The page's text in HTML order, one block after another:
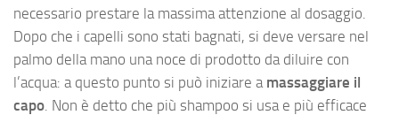
necessario prestare la massima attenzione al dosaggio.
Dopo che i capelli sono stati bagnati, si deve versare nel
palmo della mano una noce di prodotto da diluire con
l’acqua: a questo punto si può iniziare a massaggiare il
capo . Non è detto che più shampoo si usa e più efficace